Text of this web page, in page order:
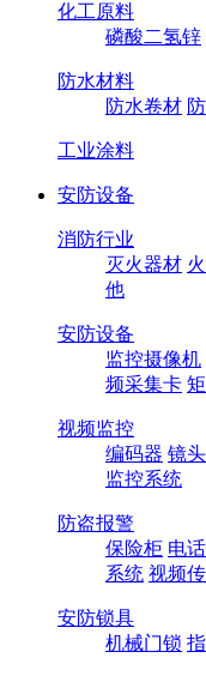
化工原料
磷酸二氢锌
防水材料
防水卷材
工业涂料
安防设备
消防行业
灭火器材
他
安防设备
监控摄像机
频采集卡
视频监控
编码器 镜头
监控系统
防盗报警
保险柜 电
系统 视频
安防锁具
机械门锁